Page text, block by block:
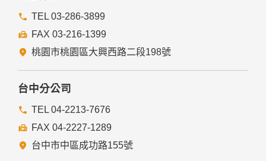
前項但書之情形包括不限於：
經由您書面同意。
法律明文規定。
與公務機關或學術研究機構合作，基於公共利益為統計或學術
研究而有必要，且資料經過提供者處理或蒐集者依其揭露方式
無從識別特定之當事人。
當您在網站的行為，違反服務條款或可能損害或妨礙網站與其
揭露您的個人資料是為了辨識、聯絡或採取法律行動所必要
者。
TEL 03-286-3899
FAX 03-216-1399
桃園市桃園區大興西路二段198號
台中分公司
TEL 04-2213-7676
FAX 04-2227-1289
台中市中區成功路155號